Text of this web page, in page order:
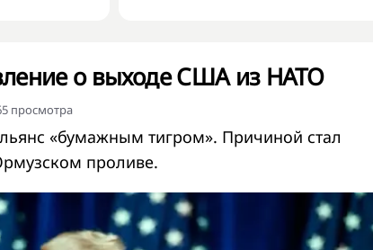
о выходе США из НАТО
просмотра
«бумажным тигром». Причиной стал
проливе.